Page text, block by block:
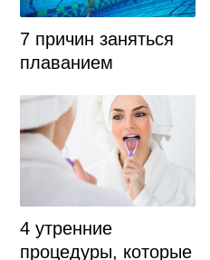
7 причин заняться
плаванием
4 утренние
процедуры, которые